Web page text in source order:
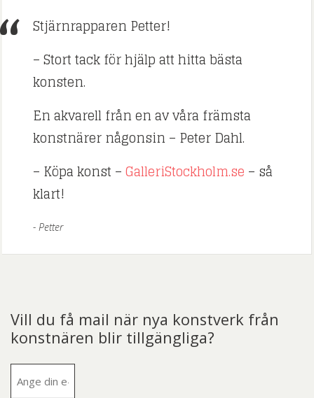
Stjärnrapparen Petter!
– Stort tack för hjälp att hitta bästa
konsten.
En akvarell från en av våra främsta
konstnärer någonsin – Peter Dahl.
– Köpa konst –GalleriStockholm.se – så
klart!
Petter
Vill du få mail när nya konstverk från
konstnären blir tillgängliga?